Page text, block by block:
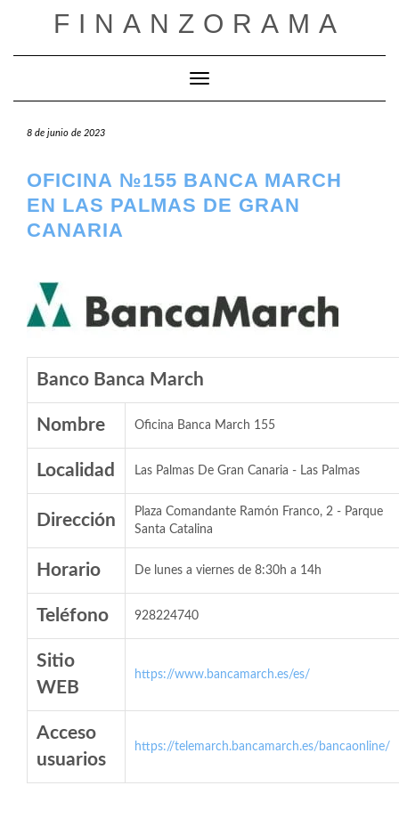
FINANZORAMA
Cambiar modo de navegación
8 de junio de 2023
OFICINA №155 BANCA MARCH
EN LAS PALMAS DE GRAN
CANARIA
Banco Banca March
Nombre Oficina Banca March 155
Localidad Las Palmas De Gran Canaria - Las Palmas
Dirección
Plaza Comandante Ramón Franco, 2 - Parque
Santa Catalina
Horario De lunes a viernes de 8:30h a 14h
Teléfono 928224740
Sitio
WEB
https://www.bancamarch.es/es/
Acceso
usuarios
https://telemarch.bancamarch.es/bancaonline/